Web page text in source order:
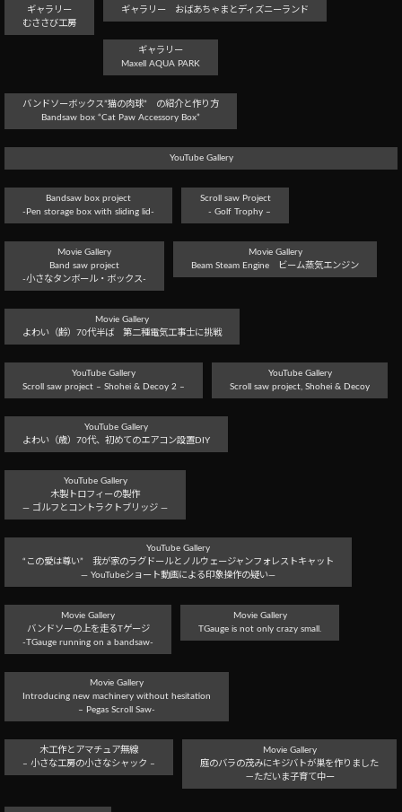
ギャラリー
むささび工房
ギャラリー おばあちゃまとディズニーランド
ギャラリー
Maxell AQUA PARK
バンドソーボックス”猫の肉球” の紹介と作り方
Bandsaw box “Cat Paw Accessory Box”
YouTube Gallery
Bandsaw box project
-Pen storage box with sliding lid-
Scroll saw Project
- Golf Trophy –
Movie Gallery
Band saw project
-小さなタンボール・ボックス-
Movie Gallery
Beam Steam Engine ビーム蒸気エンジン
Movie Gallery
よわい（齢）70代半ば 第二種電気工事士に挑戦
YouTube Gallery
Scroll saw project – Shohei & Decoy 2 –
YouTube Gallery
Scroll saw project, Shohei & Decoy
YouTube Gallery
よわい（歳）70代、初めてのエアコン設置DIY
YouTube Gallery
木製トロフィーの製作
― ゴルフとコントラクトブリッジ ―
YouTube Gallery
“この愛は尊い” 我が家のラグドールとノルウェージャンフォレストキャット
― YouTubeショート動画による印象操作の疑い―
Movie Gallery
バンドソーの上を走るTゲージ
-TGauge running on a bandsaw-
Movie Gallery
TGauge is not only crazy small.
Movie Gallery
Introducing new machinery without hesitation
– Pegas Scroll Saw-
木工作とアマチュア無線
– 小さな工房の小さなシャック –
Movie Gallery
庭のバラの茂みにキジバトが巣を作りました
－ただいま子育て中ー